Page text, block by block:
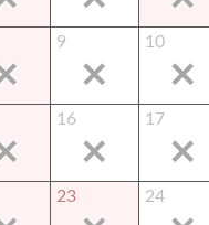
9 10
16 17
23 24